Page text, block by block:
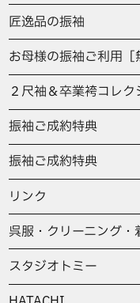
匠逸品の振袖
お母様の振袖ご利用［
２尺袖＆卒業袴コレク
振袖ご成約特典
振袖ご成約特典
リンク
呉服・クリーニング・
スタジオトミー